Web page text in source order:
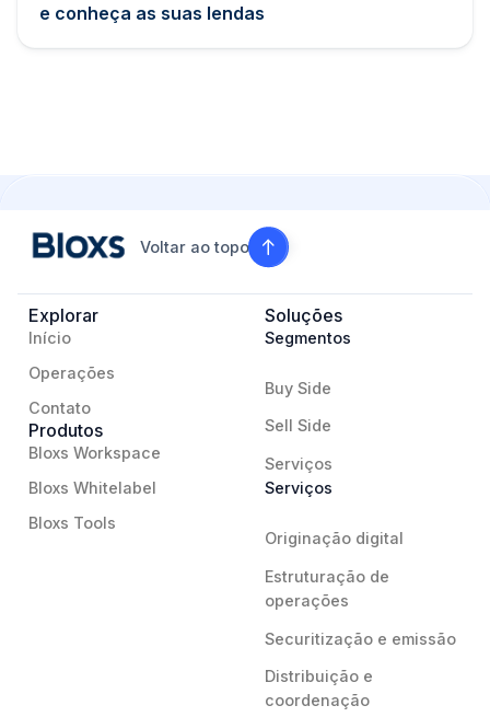
e conheça as suas lendas
Voltar ao topo
Explorar
Início
Operações
Contato
Produtos
Bloxs Workspace
Bloxs Whitelabel
Bloxs Tools
Soluções
Segmentos
Buy Side
Sell Side
Serviços
Serviços
Originação digital
Estruturação de
operações
Securitização e emissão
Distribuição e
coordenação